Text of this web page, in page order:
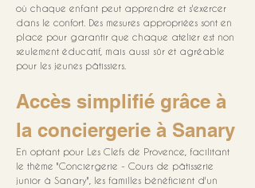
où chaque enfant peut apprendre et s'exercer
dans le confort. Des mesures appropriées sont en
place pour garantir que chaque atelier est non
seulement éducatif, mais aussi sûr et agréable
pour les jeunes pâtissiers.
Accès simplifié grâce à
la conciergerie à Sanary
En optant pour Les Clefs de Provence, facilitant
le thème "Conciergerie - Cours de pâtisserie
junior à Sanary", les familles bénéficient d'un